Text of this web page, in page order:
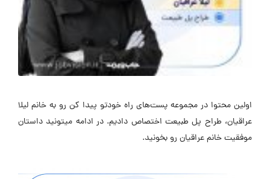
اولین محتوا در مجموعه پست‌های راه خودتو پیدا کن رو به خانم لیلا
عراقیان، طراح پل طبیعت اختصاص دادیم. در ادامه میتونید داستان
موفقیت خانم عراقیان رو بخونید.